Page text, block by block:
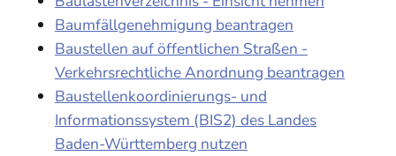
Baumfällgenehmigung beantragen
Baustellen auf öffentlichen Straßen -
Verkehrsrechtliche Anordnung beantragen
Baustellenkoordinierungs- und
Informationssystem (BIS2) des Landes
Baden-Württemberg nutzen